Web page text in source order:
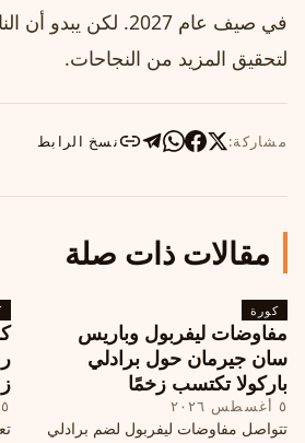
في صيف عام 2027.
لتحقيق المزيد من النجاحات.
مشاركة: نسخ الرابط
مقالات ذات صلة
كورة
مفاوضات ليفربول وباريس
سان جيرمان حول برادلي
باركولا تكتسب زخمًا
٥ أغسطس ٢٠٢٦
تتواصل مفاوضات ليفربول لضم برادلي
٥ أغسطس ٢٠٢٦